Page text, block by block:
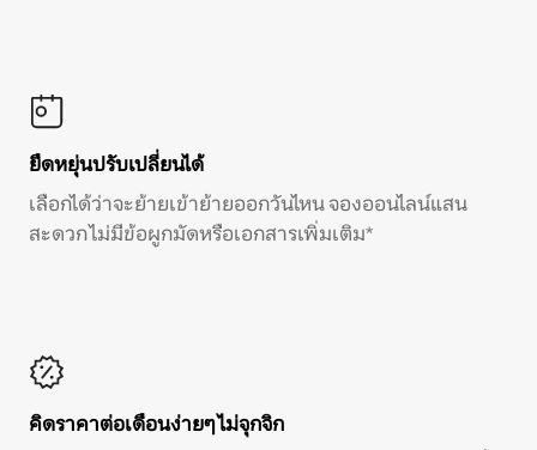
ยืดหยุ่นปรับเปลี่ยนได้
เลือกได้ว่าจะย้ายเข้าย้ายออกวันไหน จองออนไลน์แสน
สะดวก ไม่มีข้อผูกมัดหรือเอกสารเพิ่มเติม*
คิดราคาต่อเดือนง่ายๆ ไม่จุกจิก